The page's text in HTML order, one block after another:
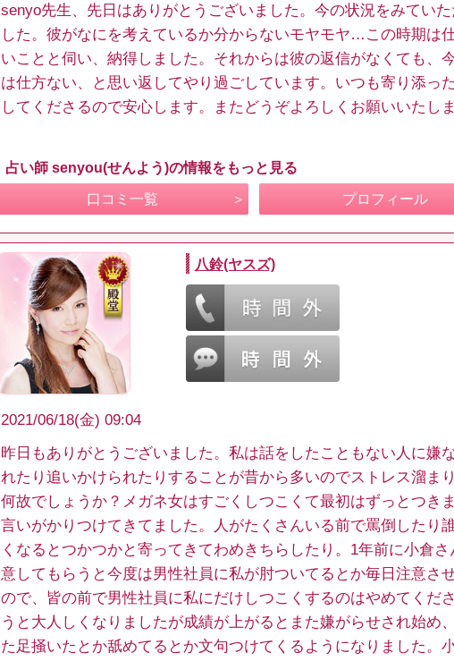
senyo先生、先日はありがとうございました。今の状況をみてい
した。彼がなにを考えているか分からないモヤモヤ…この時期は
いことと伺い、納得しました。それからは彼の返信がなくても、
は仕方ない、と思い返してやり過ごしています。いつも寄り添っ
してくださるので安心します。またどうぞよろしくお願いいたし
占い師 senyou(せんよう)の情報をもっと見る
口コミ一覧 プロフィール
八鈴(ヤスズ)
2021/06/18(金) 09:04
昨日もありがとうございました。私は話をしたこともない人に嫌
れたり追いかけられたりすることが昔から多いのでストレス溜ま
何故でしょうか？メガネ女はすごくしつこくて最初はずっとつき
言いがかりつけてきてました。人がたくさんいる前で罵倒したり
くなるとつかつかと寄ってきてわめきちらしたり。1年前に小倉さ
意してもらうと今度は男性社員に私が肘ついてるとか毎日注意さ
ので、皆の前で男性社員に私にだけしつこくするのはやめてくだ
うと大人しくなりましたが成績が上がるとまた嫌がらせされ始め
た足掻いたとか舐めてるとか文句つけてくるようになりました。